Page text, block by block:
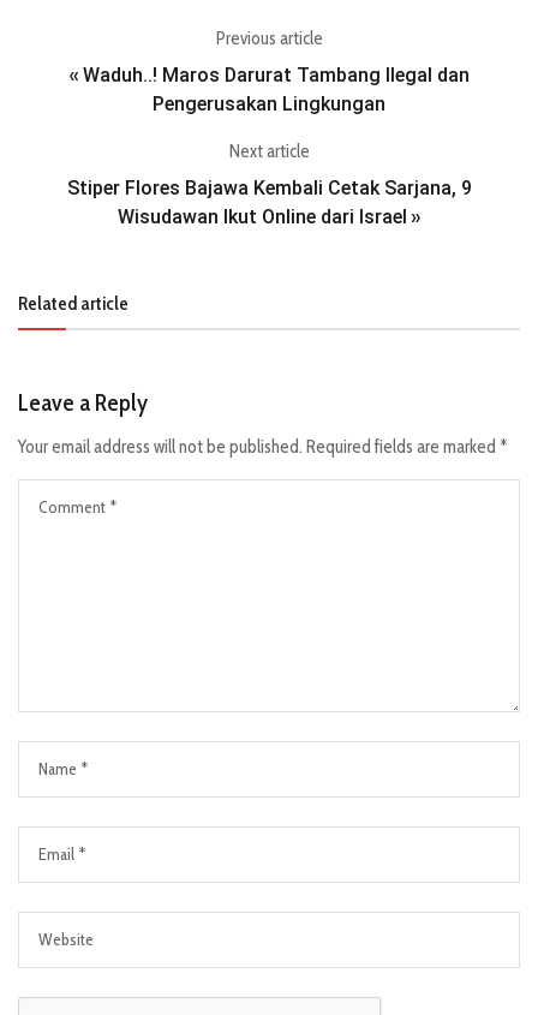
Previous article
« Waduh..! Maros Darurat Tambang Ilegal dan
Pengerusakan Lingkungan
Next article
Stiper Flores Bajawa Kembali Cetak Sarjana, 9
Wisudawan Ikut Online dari Israel »
Related article
Leave a Reply
Your email address will not be published. Required fields are marked *